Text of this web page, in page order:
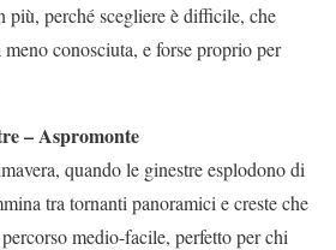
perché scegliere è difficile, che
conosciuta, e forse proprio per
– Aspromonte
quando le ginestre esplodono di
tra tornanti panoramici e creste che
medio-facile, perfetto per chi